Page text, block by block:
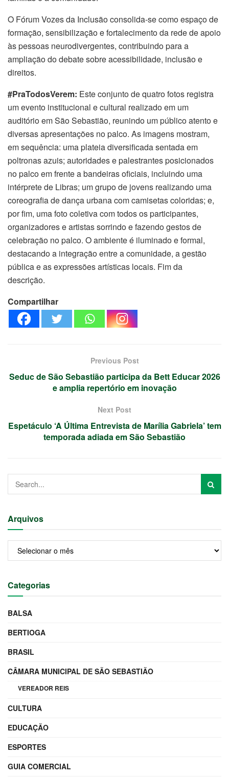
O Fórum Vozes da Inclusão consolida-se como espaço de
formação, sensibilização e fortalecimento da rede de apoio
às pessoas neurodivergentes, contribuindo para a
ampliação do debate sobre acessibilidade, inclusão e
direitos.
#PraTodosVerem: Este conjunto de quatro fotos registra
um evento institucional e cultural realizado em um
auditório em São Sebastião, reunindo um público atento e
diversas apresentações no palco. As imagens mostram,
em sequência: uma plateia diversificada sentada em
poltronas azuis; autoridades e palestrantes posicionados
no palco em frente a bandeiras oficiais, incluindo uma
intérprete de Libras; um grupo de jovens realizando uma
coreografia de dança urbana com camisetas coloridas; e,
por fim, uma foto coletiva com todos os participantes,
organizadores e artistas sorrindo e fazendo gestos de
celebração no palco. O ambiente é iluminado e formal,
destacando a integração entre a comunidade, a gestão
pública e as expressões artísticas locais. Fim da
descrição.
Compartilhar
Previous Post
Seduc de São Sebastião participa da Bett Educar 2026
e amplia repertório em inovação
Next Post
Espetáculo ‘A Última Entrevista de Marília Gabriela’ tem
temporada adiada em São Sebastião
Arquivos
Categorias
BALSA
BERTIOGA
BRASIL
CÂMARA MUNICIPAL DE SÃO SEBASTIÃO
VEREADOR REIS
CULTURA
EDUCAÇÃO
ESPORTES
GUIA COMERCIAL